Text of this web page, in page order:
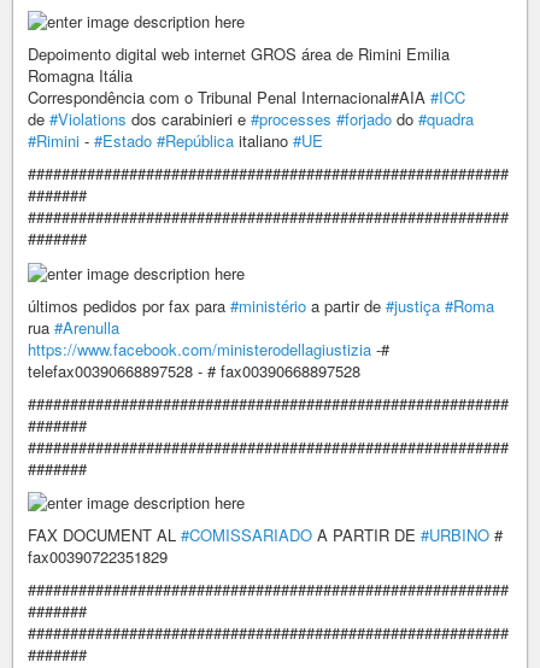
Depoimento digital web internet GROS área de Rimini Emilia
Romagna Itália
Correspondência com o Tribunal Penal Internacional#AIA #ICC
de #Violations dos carabinieri e #processes #forjado do #quadra
#Rimini - #Estado #República italiano #UE
#########################################################
#######
#########################################################
#######
últimos pedidos por fax para #ministério a partir de #justiça #Roma
rua #Arenulla
https://www.facebook.com/ministerodellagiustizia -#
telefax00390668897528 - # fax00390668897528
#########################################################
#######
#########################################################
#######
FAX DOCUMENT AL #COMISSARIADO A PARTIR DE #URBINO #
fax00390722351829
#########################################################
#######
#########################################################
#######